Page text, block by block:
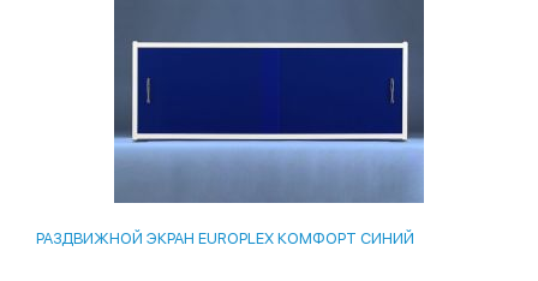
РАЗДВИЖНОЙ ЭКРАН EUROPLEX КОМФОРТ СИНИЙ